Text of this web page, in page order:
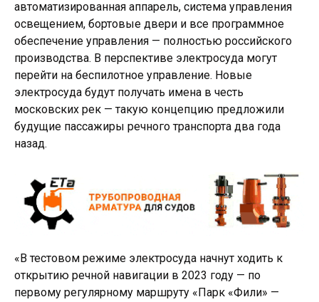
автоматизированная аппарель, система управления
освещением, бортовые двери и все программное
обеспечение управления — полностью российского
производства. В перспективе электросуда могут
перейти на беспилотное управление. Новые
электросуда будут получать имена в честь
московских рек — такую концепцию предложили
будущие пассажиры речного транспорта два года
назад.
«В тестовом режиме электросуда начнут ходить к
открытию речной навигации в 2023 году — по
первому регулярному маршруту «Парк «Фили» —